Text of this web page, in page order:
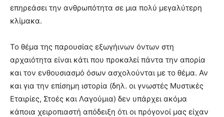
επηρεάσει την ανθρωπότητα σε μια πολύ μεγαλύτερη
κλίμακα.
Το θέμα της παρουσίας εξωγήινων όντων στη
αρχαιότητα είναι κάτι που προκαλεί πάντα την απορία
και τον ενθουσιασμό όσων ασχολούνται με το θέμα. Αν
και για την επίσημη ιστορία (δηλ. οι γνωστές Μυστικές
Εταιρίες, Στοές και Λαγούμια) δεν υπάρχει ακόμα
κάποια χειροπιαστή απόδειξη ότι οι πρόγονοί μας είχαν